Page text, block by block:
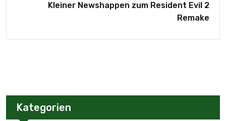
Kleiner Newshappen zum Resident Evil 2
Remake
Kategorien